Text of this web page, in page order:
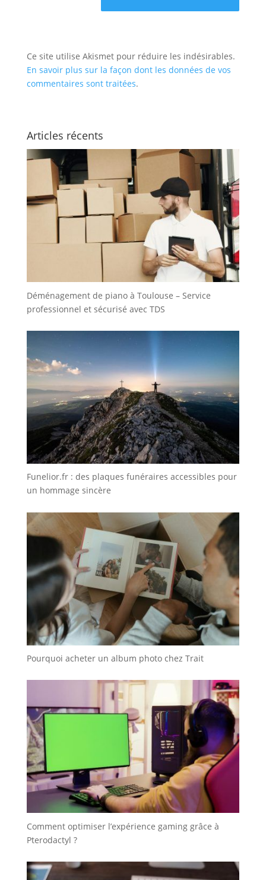
Ce site utilise Akismet pour réduire les indésirables.
En savoir plus sur la façon dont les données de vos
commentaires sont traitées.
Articles récents
Déménagement de piano à Toulouse – Service
professionnel et sécurisé avec TDS
Funelior.fr : des plaques funéraires accessibles pour
un hommage sincère
Pourquoi acheter un album photo chez Trait
Comment optimiser l’expérience gaming grâce à
Pterodactyl ?